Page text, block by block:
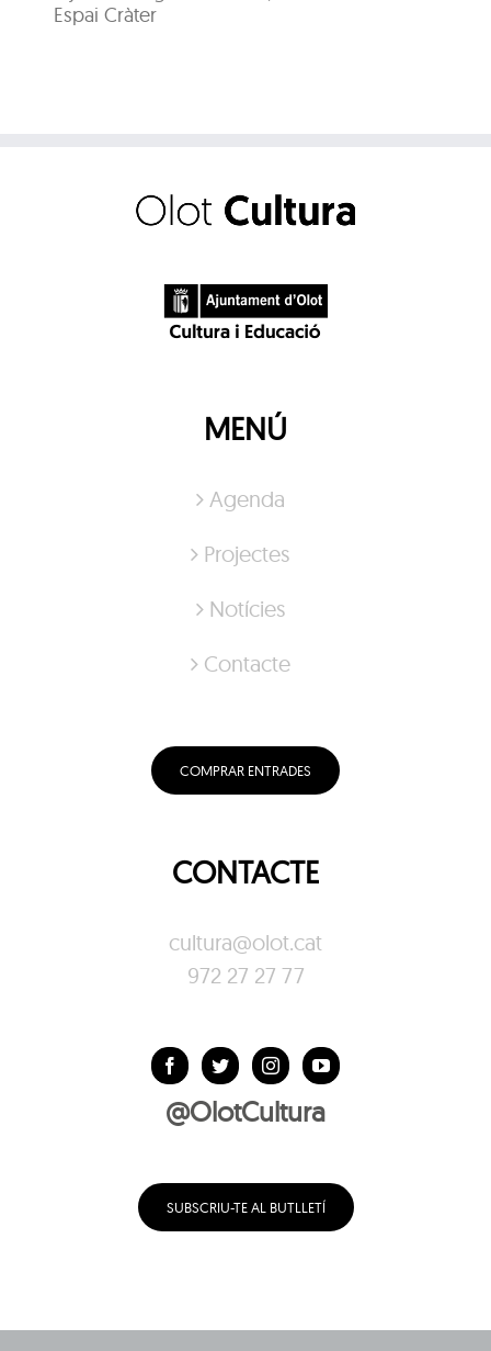
Espai Cràter
MENÚ
Agenda
Projectes
Notícies
Contacte
COMPRAR ENTRADES
CONTACTE
cultura@olot.cat
972 27 27 77
@OlotCultura
SUBSCRIU-TE AL BUTLLETÍ